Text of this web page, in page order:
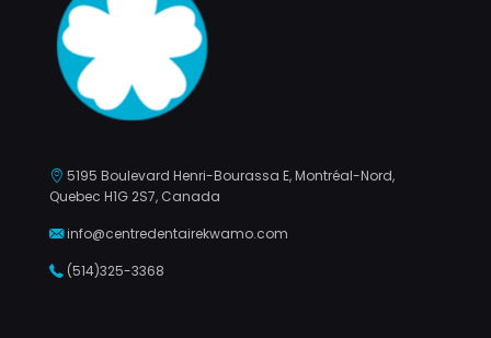
5195 Boulevard Henri-Bourassa E, Montréal-Nord,
Quebec H1G 2S7, Canada
info@centredentairekwamo.com
(514)325-3368